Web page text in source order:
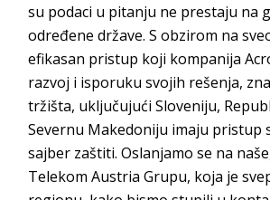
su podaci u pitanju ne prestaju na
određene države. S obzirom na
efikasan pristup koji kompanija
razvoj i isporuku svojih rešenja,
tržišta, uključujući Sloveniju,
Severnu Makedoniju imaju pristup
sajber zaštiti. Oslanjamo se na
Telekom Austria Grupu, koja je